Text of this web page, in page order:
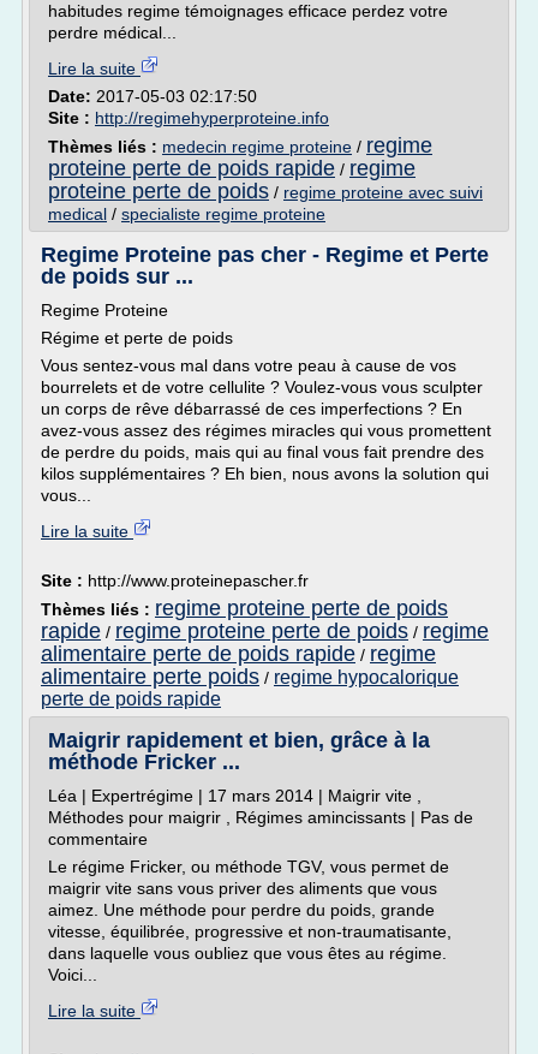
habitudes regime témoignages efficace perdez votre
perdre médical...
Lire la suite
Date: 2017-05-03 02:17:50
Site : http://regimehyperproteine.info
Thèmes liés : medecin regime proteine / regime
proteine perte de poids rapide / regime
proteine perte de poids / regime proteine avec suivi
medical / specialiste regime proteine
Regime Proteine pas cher - Regime et Perte
de poids sur ...
Regime Proteine
Régime et perte de poids
Vous sentez-vous mal dans votre peau à cause de vos
bourrelets et de votre cellulite ? Voulez-vous vous sculpter
un corps de rêve débarrassé de ces imperfections ? En
avez-vous assez des régimes miracles qui vous promettent
de perdre du poids, mais qui au final vous fait prendre des
kilos supplémentaires ? Eh bien, nous avons la solution qui
vous...
Lire la suite
Site : http://www.proteinepascher.fr
Thèmes liés : regime proteine perte de poids
rapide / regime proteine perte de poids / regime
alimentaire perte de poids rapide / regime
alimentaire perte poids / regime hypocalorique
perte de poids rapide
Maigrir rapidement et bien, grâce à la
méthode Fricker ...
Léa | Expertrégime | 17 mars 2014 | Maigrir vite ,
Méthodes pour maigrir , Régimes amincissants | Pas de
commentaire
Le régime Fricker, ou méthode TGV, vous permet de
maigrir vite sans vous priver des aliments que vous
aimez. Une méthode pour perdre du poids, grande
vitesse, équilibrée, progressive et non-traumatisante,
dans laquelle vous oubliez que vous êtes au régime.
Voici...
Lire la suite